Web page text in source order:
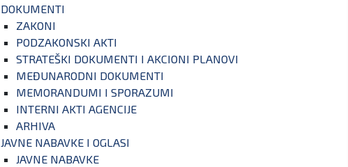
DOKUMENTI
ZAKONI
PODZAKONSKI AKTI
STRATEŠKI DOKUMENTI I AKCIONI PLANOVI
MEĐUNARODNI DOKUMENTI
MEMORANDUMI I SPORAZUMI
INTERNI AKTI AGENCIJE
ARHIVA
JAVNE NABAVKE I OGLASI
JAVNE NABAVKE